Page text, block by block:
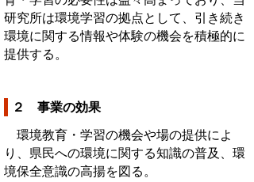
研究所は環境学習の拠点として、引き続き
環境に関する情報や体験の機会を積極的に
提供する。
２ 事業の効果
環境教育・学習の機会や場の提供によ
り、県民への環境に関する知識の普及、環
境保全意識の高揚を図る。